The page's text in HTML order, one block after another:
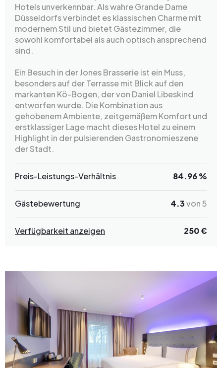
Hotels unverkennbar. Als wahre Grande Dame
Düsseldorfs verbindet es klassischen Charme mit
modernem Stil und bietet Gästezimmer, die
sowohl komfortabel als auch optisch ansprechend
sind.
Ein Besuch in der Jones Brasserie ist ein Muss,
besonders auf der Terrasse mit Blick auf den
markanten Kö-Bogen, der von Daniel Libeskind
entworfen wurde. Die Kombination aus
gehobenem Ambiente, zeitgemäßem Komfort und
erstklassiger Lage macht dieses Hotel zu einem
Highlight in der pulsierenden Gastronomieszene
der Stadt.
Preis-Leistungs-Verhältnis 84.96 %
Gästebewertung 4.3von 5
Verfügbarkeit anzeigen 250 €